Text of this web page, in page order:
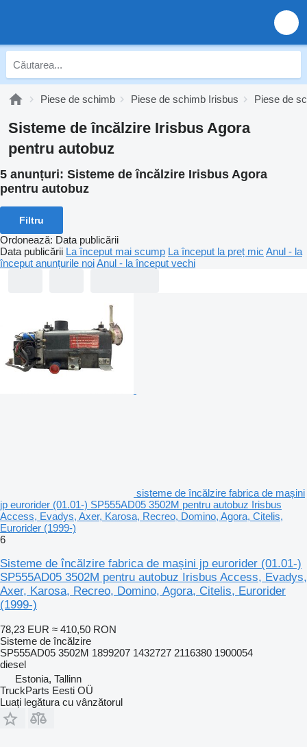
Piese de schimb Piese de schimb Irisbus Piese de
Sisteme de încălzire Irisbus Agora
pentru autobuz
5 anunțuri: Sisteme de încălzire Irisbus Agora
pentru autobuz
Filtru
Ordonează: Data publicării
Data publicării La început mai scump La început la preț mic Anul - la
început anunțurile noiAnul - la început vechi
sisteme de încălzire fabrica de mașini
jp eurorider (01.01-) SP555AD05 3502M pentru autobuz Irisbus
Access, Evadys, Axer, Karosa, Recreo, Domino, Agora, Citelis,
Eurorider (1999-)
6
Sisteme de încălzire fabrica de mașini jp eurorider (01.01-)
SP555AD05 3502M pentru autobuz Irisbus Access, Evadys,
Axer, Karosa, Recreo, Domino, Agora, Citelis, Eurorider
(1999-)
78,23 EUR ≈ 410,50 RON
Sisteme de încălzire
SP555AD05 3502M 1899207 1432727 2116380 1900054
diesel
Estonia, Tallinn
TruckParts Eesti OÜ
Luați legătura cu vânzătorul